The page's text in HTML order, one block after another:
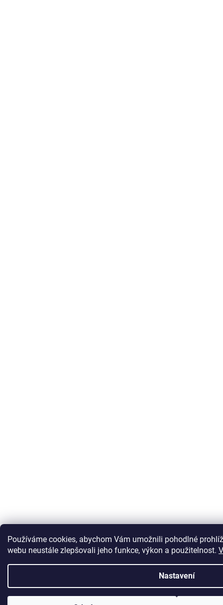
Používáme cookies, abychom Vám umožnili pohodlné
webu neustále zlepšovali jeho funkce, výkon a použitelnost.
Nastavení